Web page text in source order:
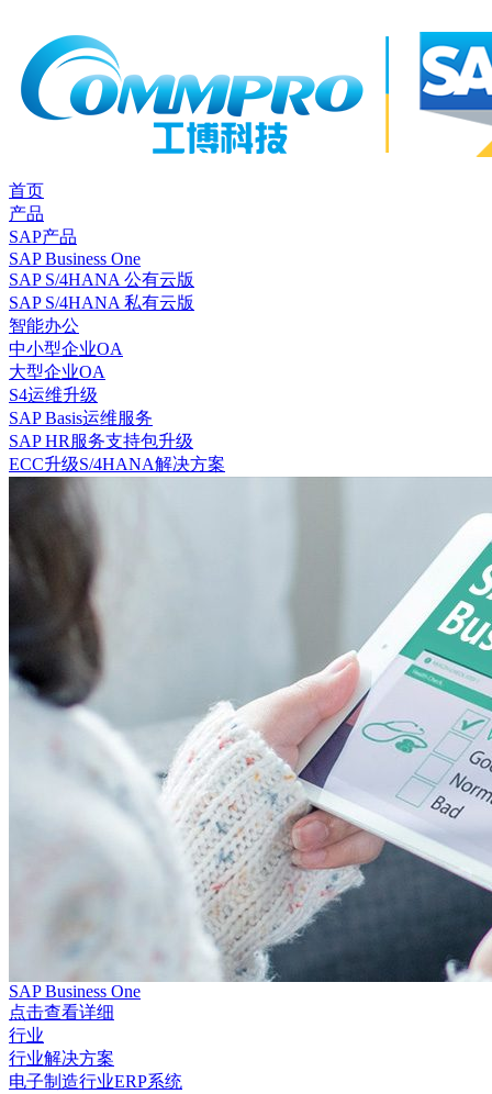
首页
产品
SAP产品
SAP Business One
SAP S/4HANA 公有云版
SAP S/4HANA 私有云版
智能办公
中小型企业OA
大型企业OA
S4运维升级
SAP Basis运维服务
SAP HR服务支持包升级
ECC升级S/4HANA解决方案
SAP Business One
点击查看详细
行业
行业解决方案
电子制造行业ERP系统